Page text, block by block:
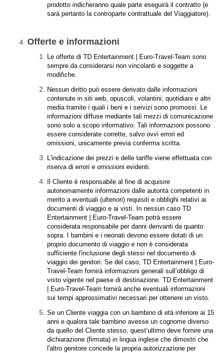
prodotto indicheranno quale parte eseguirà il contratto (e
sarà pertanto la controparte contrattuale del Viaggiatore).
Offerte e informazioni
Le offerte di TD Entertainment | Euro-Travel-Team sono
sempre da considerarsi non vincolanti e soggette a
modifiche.
Nessun diritto può essere derivato dalle informazioni
contenute in siti web, opuscoli, volantini, quotidiani e altri
media tramite i quali i beni e i servizi sono promossi. Le
informazioni diffuse mediante tali mezzi di comunicazione
sono solo a scopo informativo. Tali informazioni possono
essere considerate corrette, salvo ovvi errori ed
omissioni, unicamente previa conferma scritta.
L'indicazione dei prezzi e delle tariffe viene effettuata con
riserva di errori e omissioni evidenti.
Il Cliente è responsabile al fine di acquisire
autonomamente informazioni dalle autorità competenti in
merito a eventuali (ulteriori) requisiti e obblighi relativi ai
documenti di viaggio e ai visti. In nessun caso TD
Entertainment | Euro-Travel-Team potrà essere
considerata responsabile per danni derivanti da quanto
sopra. I bambini e i neonati devono essere dotati di un
proprio documento di viaggio e non è considerata
sufficiente l'inclusione degli stessi nel documento di
viaggio dei genitori. Se del caso, TD Entertainment | Euro-
Travel-Team fornirà informazioni generali sull’obbligo di
visto vigente nel paese di destinazione. TD Entertainment
| Euro-Travel-Team fornirà anche eventuali informazioni
sui tempi approssimativi necessari per ottenere un visto.
Se un Cliente viaggia con un bambino di età inferiore ai 15
anni e qualora tale bambino avesse un cognome diverso
da quello del Cliente stesso, quest’ultimo deve fornire una
dichiarazione (firmata) in lingua inglese che dimostri che
l'altro genitore concede la propria autorizzazione per